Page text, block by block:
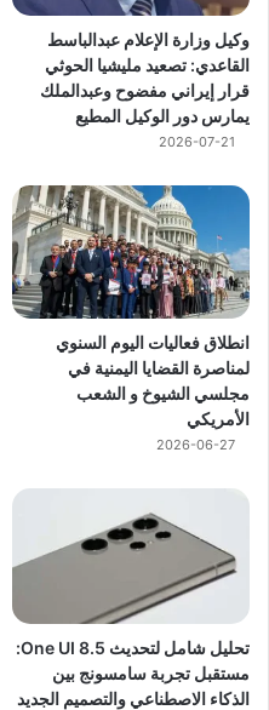
وكيل وزارة الإعلام عبدالباسط
القاعدي: تصعيد مليشيا الحوثي
قرار إيراني مفضوح وعبدالملك
يمارس دور الوكيل المطيع
2026-07-21
انطلاق فعاليات اليوم السنوي
لمناصرة القضايا اليمنية في
مجلسي الشيوخ و الشعب
الأمريكي
2026-06-27
تحليل شامل لتحديث One UI 8.5:
مستقبل تجربة سامسونج بين
الذكاء الاصطناعي والتصميم الجديد